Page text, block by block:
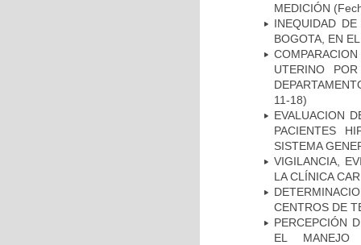
MEDICIÓN
INEQUIDAD
BOGOTA, EN
UTERINO
11-18)
EVALUACION
PACIENTES
SISTEMA
VIGILANCIA,
LA CLÍNICA
CENTROS DE
PERCEPCIÓN
EL MANEJO